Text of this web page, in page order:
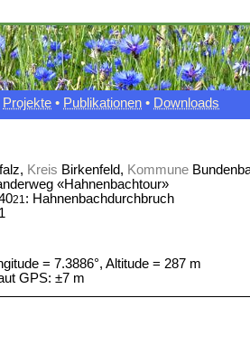
Projekte • Publikationen • Downloads
Kreis Birkenfeld, Kommune
«Hahnenbachtour»
21: Hahnenbachdurchbruch
= 7.3886°, Altitude = 287 m
GPS: ±7 m